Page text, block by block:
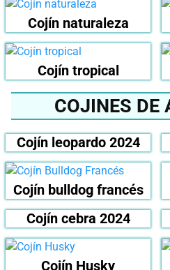
Cojín naturaleza
Cojín tropical
COJINES DE
Cojín leopardo 2024
Cojín bulldog francés
Cojín cebra 2024
Cojín Husky